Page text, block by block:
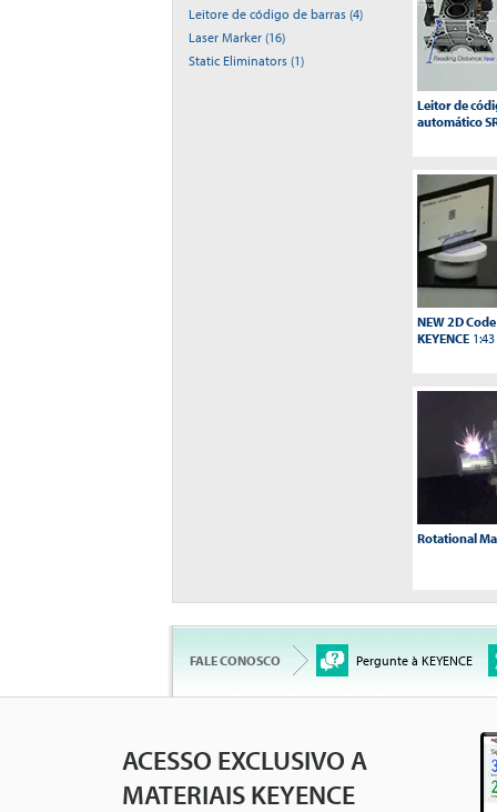
Leitore de código de barras (4)
Laser Marker (16)
Static Eliminators (1)
Leitor de
automático
NEW 2D
KEYENCE 1:43
Rotational
Marking
FALE CONOSCO Pergunte à KEYENCE
ACESSO EXCLUSIVO A
MATERIAIS KEYENCE